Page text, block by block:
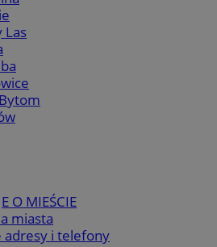
Las
O MIEŚCIE
miasta
adresy i telefony